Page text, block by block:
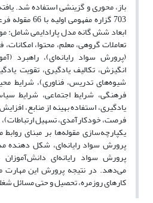
باز، محوری و گزینشی استفاده شد.
ابعاد شش گانه مدل پارادایمی شامل:
تعاملات گروهی، معلم، محتوا،
(پرورش سواد رایانه‌ای)، راهبرد
انگیزش، تکالیف یادگیری، تقویت
شیوه‌های تدریس، فناوری)، شرایط
فرهنگی، شرایط اجتماعی، شرایط
یادگیری، استفاده بهینه از منابع،
فرصت، خودکارآمدی، تسهیل
یکپارچه‌سازی مقوله‌ها بر مبنای
پرورش سواد رایانه‌ای، شکل دهنده
پرورش سواد رایانه‌ای
می‌دهد. در نتیجه پرورش این مهارت‌
کارهای روزمره، تحصیل و حتی مسائل